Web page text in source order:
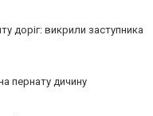
доріг: викрили заступника
пернату дичину